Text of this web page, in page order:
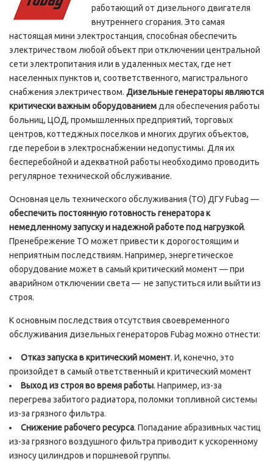
работающий от дизельного двигателя
внутреннего сгорания. Это самая
настоящая мини электростанция, способная обеспечить
электричеством любой объект при отключении центральной
сети электропитания или в удаленных местах, где нет
населенных пунктов и, соответственного, магистрального
снабжения электричеством. Дизельные генераторы являются
критически важным оборудованиемдля обеспечения работы
больниц, ЦОД, промышленных предприятий, торговых
центров, коттеджных поселков и многих других объектов,
где перебои в электроснабжении недопустимы. Для их
бесперебойной и адекватной работы необходимо проводить
регулярное технической обслуживание.
Основная цель технического обслуживания (ТО) ДГУ Fubag —
обеспечить постоянную готовность генератора к
немедленному запуску и надежной работе под нагрузкой.
Пренебрежение ТО может привести к дорогостоящим и
неприятным последствиям. Например, энергетическое
оборудование может в самый критический момент — при
аварийном отключении света — не запуститься или выйти из
строя.
К основным последствия отсутствия своевременного
обслуживания дизельных генераторов Fubag можно отнести:
Отказ запуска в критический момент. И, конечно, это
произойдет в самый ответственный и критический момент
Выход из строя во время работы. Например, из-за
перегрева забитого радиатора, поломки топливной системы
из-за грязного фильтра.
Снижение рабочего ресурса. Попадание абразивных частиц
из-за грязного воздушного фильтра приводит к ускоренному
износу цилиндров и поршневой группы.